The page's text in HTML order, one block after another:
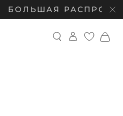
РАСПРОДАЖА: